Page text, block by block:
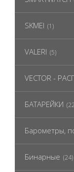
SKMEI (1)
VALERI (5)
VECTOR -
БАТАРЕЙКИ
Барометры,
Бинарные (24)